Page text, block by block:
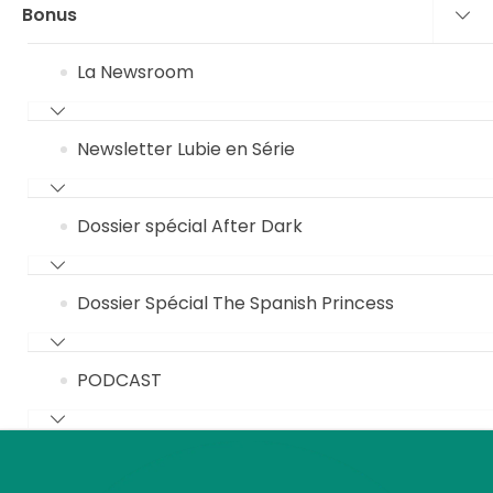
Bonus
La Newsroom
Newsletter Lubie en Série
Dossier spécial After Dark
Dossier Spécial The Spanish Princess
PODCAST